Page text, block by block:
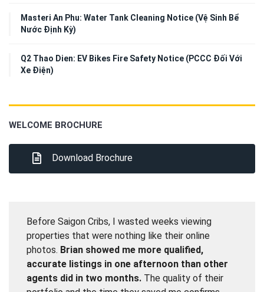
Masteri An Phu: Water Tank Cleaning Notice (Vệ Sinh Bể
Nước Định Kỳ)
Q2 Thao Dien: EV Bikes Fire Safety Notice (PCCC Đối Với
Xe Điện)
WELCOME BROCHURE
Download Brochure
Before Saigon Cribs, I wasted weeks viewing
properties that were nothing like their online
photos. Brian showed me more qualified,
accurate listings in one afternoon than other
agents did in two months. The quality of their